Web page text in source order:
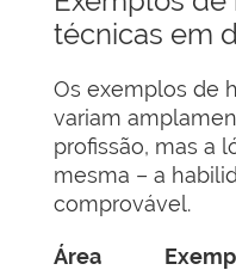
técnicas em
Os exemplos de
variam
profissão, mas a
mesma – a
comprovável.
Área